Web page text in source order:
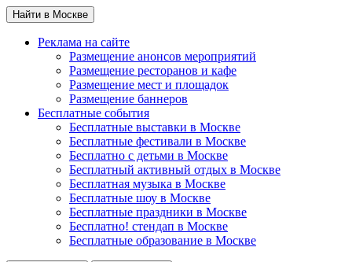
Найти в Москве
Реклама на сайте
Размещение анонсов мероприятий
Размещение ресторанов и кафе
Размещение мест и площадок
Размещение баннеров
Бесплатные события
Бесплатные выставки в Москве
Бесплатные фестивали в Москве
Бесплатно с детьми в Москве
Бесплатный активный отдых в Москве
Бесплатная музыка в Москве
Бесплатные шоу в Москве
Бесплатные праздники в Москве
Бесплатно! стендап в Москве
Бесплатные образование в Москве